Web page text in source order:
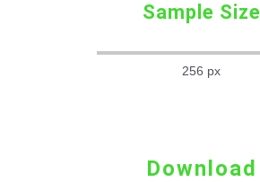
Sample Size
256 px
Download